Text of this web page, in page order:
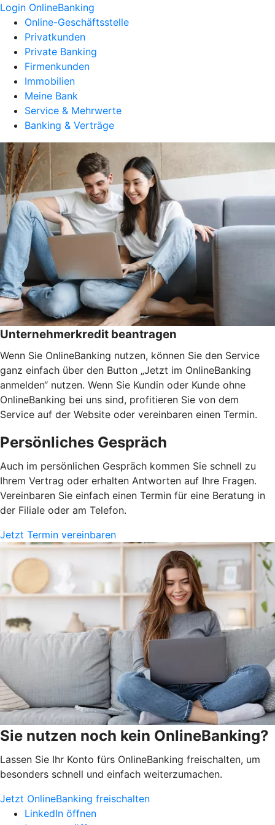
Login OnlineBanking
Online-Geschäftsstelle
Privatkunden
Private Banking
Firmenkunden
Immobilien
Meine Bank
Service & Mehrwerte
Banking & Verträge
Unternehmerkredit beantragen
Wenn Sie OnlineBanking nutzen, können Sie den Service
ganz einfach über den Button „Jetzt im OnlineBanking
anmelden“ nutzen. Wenn Sie Kundin oder Kunde ohne
OnlineBanking bei uns sind, profitieren Sie von dem
Service auf der Website oder vereinbaren einen Termin.
Persönliches Gespräch
Auch im persönlichen Gespräch kommen Sie schnell zu
Ihrem Vertrag oder erhalten Antworten auf Ihre Fragen.
Vereinbaren Sie einfach einen Termin für eine Beratung in
der Filiale oder am Telefon.
Jetzt Termin vereinbaren
Sie nutzen noch kein OnlineBanking?
Lassen Sie Ihr Konto fürs OnlineBanking freischalten, um
besonders schnell und einfach weiterzumachen.
Jetzt OnlineBanking freischalten
LinkedIn öffnen